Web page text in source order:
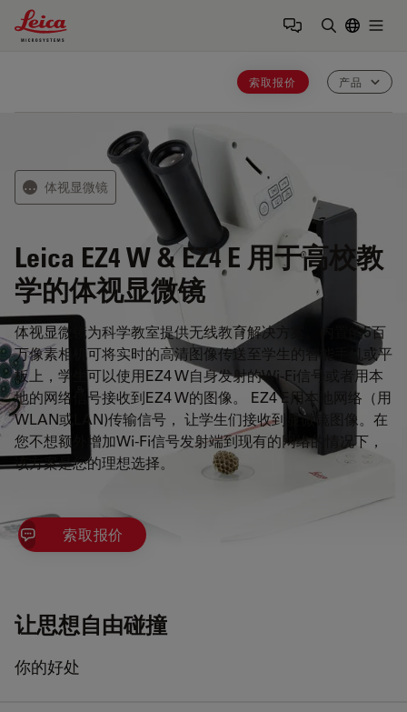
Leica Microsystems Logo
索取报价 产品
⋯ 体视显微镜
Leica EZ4 W & EZ4 E 用于高校教
学的体视显微镜
体视显微镜为科学教室提供无线教育解决方案。内置的5百
万像素相机可将实时的高清图像传送至学生的智能手机或平
板上，学生可以使用EZ4 W自身发射的Wi-Fi信号或者用本
地的网络信号接收到EZ4 W的图像。 EZ4 E用本地网络（用
WLAN或LAN)传输信号， 让学生们接收到显微镜图像。在
您不想额外增加Wi-Fi信号发射端到现有的网络的情况下，
该方案是您的理想选择。
索取报价
让思想自由碰撞
你的好处